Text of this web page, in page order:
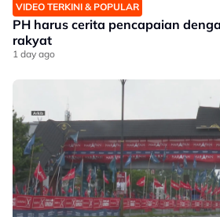
VIDEO TERKINI & POPULAR
PH harus cerita pencapaian
rakyat
1 day ago